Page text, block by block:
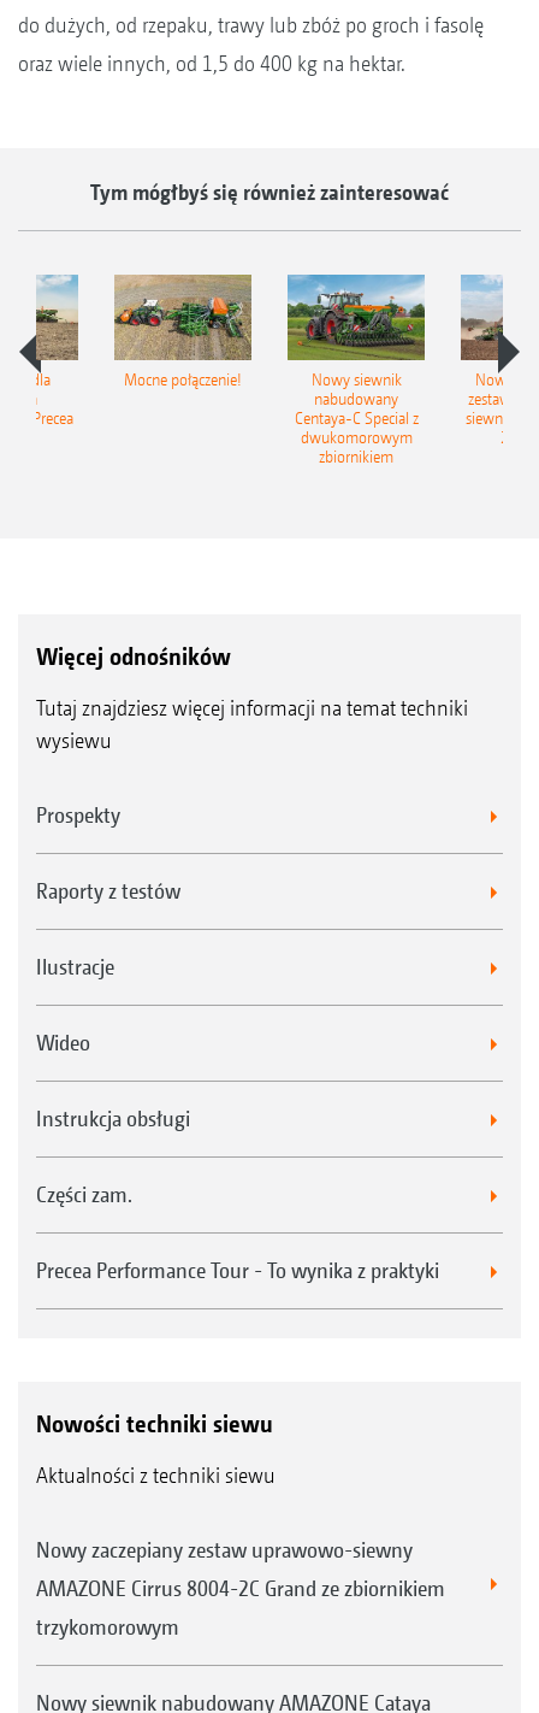
do dużych, od rzepaku, trawy lub zbóż po groch i fasolę
oraz wiele innych, od 1,5 do 400 kg na hektar.
Tym mógłbyś się również zainteresować
dla
Precea
Mocne połączenie!
Nowy siewnik
nabudowany
Centaya-C Special z
dwukomorowym
zbiornikiem
Nowy
zestaw
siewny
2C
Więcej odnośników
Tutaj znajdziesz więcej informacji na temat techniki
wysiewu
Prospekty
Raporty z testów
Ilustracje
Wideo
Instrukcja obsługi
Części zam.
Precea Performance Tour - To wynika z praktyki
Nowości techniki siewu
Aktualności z techniki siewu
Nowy zaczepiany zestaw uprawowo-siewny
AMAZONE Cirrus 8004-2C Grand ze zbiornikiem
trzykomorowym
Nowy siewnik nabudowany AMAZONE Cataya